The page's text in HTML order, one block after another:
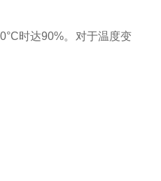
时达90%。对于温度变